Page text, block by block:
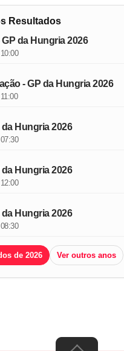
Resultados
da Hungria 2026
- GP da Hungria 2026
da Hungria 2026
da Hungria 2026
da Hungria 2026
de 2026 Ver outros anos